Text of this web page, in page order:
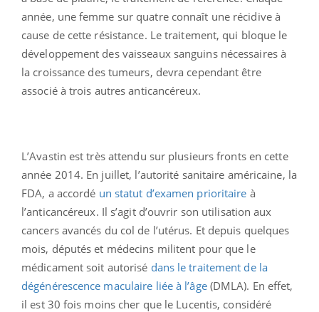
année, une femme sur quatre connaît une récidive à
cause de cette résistance. Le traitement, qui bloque le
développement des vaisseaux sanguins nécessaires à
la croissance des tumeurs, devra cependant être
associé à trois autres anticancéreux.
L’Avastin est très attendu sur plusieurs fronts en cette
année 2014. En juillet, l’autorité sanitaire américaine, la
FDA, a accordé un statut d’examen prioritaire à
l’anticancéreux. Il s’agit d’ouvrir son utilisation aux
cancers avancés du col de l’utérus. Et depuis quelques
mois, députés et médecins militent pour que le
médicament soit autorisé dans le traitement de la
dégénérescence maculaire liée à l’âge(DMLA). En effet,
il est 30 fois moins cher que le Lucentis, considéré